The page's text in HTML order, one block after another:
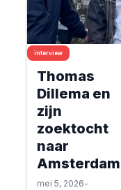
interview
Thomas
Dillema en
zijn
zoektocht
naar
mei 5, 2026-